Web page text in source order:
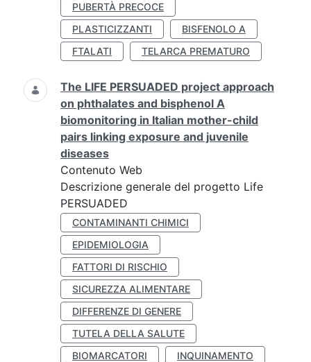
PUBERTÀ PRECOCE
PLASTICIZZANTI
BISFENOLO A
FTALATI
TELARCA PREMATURO
The LIFE PERSUADED project approach
on phthalates and bisphenol A
biomonitoring in Italian mother-child
pairs linking exposure and juvenile
diseases
Contenuto Web
Descrizione generale del progetto Life
PERSUADED
CONTAMINANTI CHIMICI
EPIDEMIOLOGIA
FATTORI DI RISCHIO
SICUREZZA ALIMENTARE
DIFFERENZE DI GENERE
TUTELA DELLA SALUTE
BIOMARCATORI
INQUINAMENTO